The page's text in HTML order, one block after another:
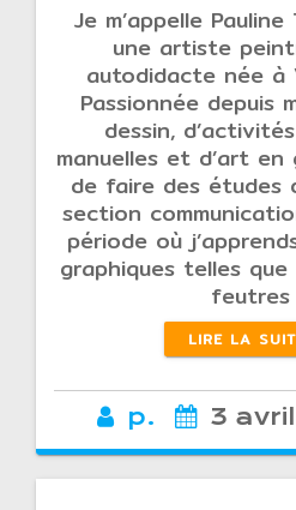
Je m’appelle
une artiste
autodidacte née à
Passionnée depuis
dessin,
manuelles et d’art
de faire des études
section
période où
graphiques telles
LIRE LA
p. 3